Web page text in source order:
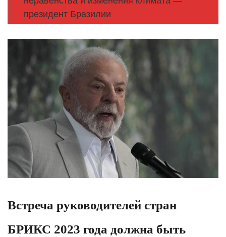
президент Бразилии
​Встреча руководителей стран
БРИКС 2023 года должна быть